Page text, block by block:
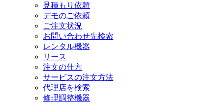
見積もり依頼
デモのご依頼
ご注文状況
お問い合わせ先検索
レンタル機器
リース
注文の仕方
サービスの注文方法
代理店を検索
修理調整機器